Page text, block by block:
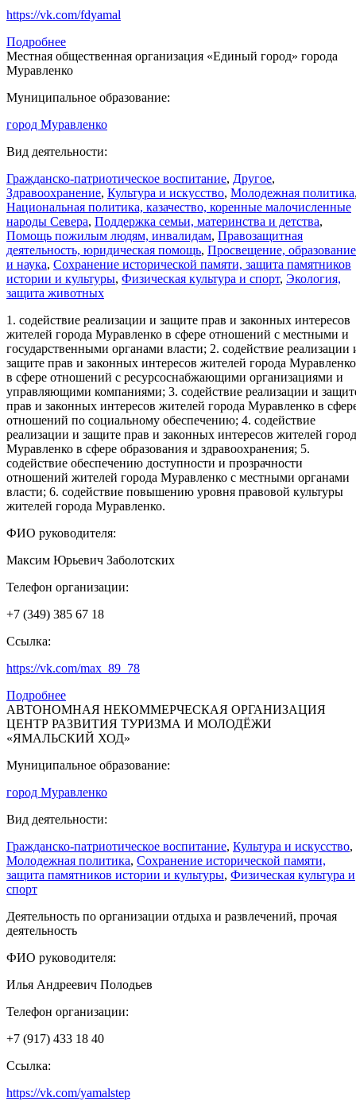
https://vk.com/fdyamal
Подробнее
Местная общественная организация «Единый город» города
Муравленко
Муниципальное образование:
город Муравленко
Вид деятельности:
Гражданско-патриотическое воспитание, Другое,
Здравоохранение, Культура и искусство, Молодежная политика
Национальная политика, казачество, коренные малочисленные
народы Севера, Поддержка семьи, материнства и детства,
Помощь пожилым людям, инвалидам, Правозащитная
деятельность, юридическая помощь, Просвещение, образование
и наука, Сохранение исторической памяти, защита памятников
истории и культуры, Физическая культура и спорт, Экология,
защита животных
1. содействие реализации и защите прав и законных интересов
жителей города Муравленко в сфере отношений с местными и
государственными органами власти; 2. содействие реализации
защите прав и законных интересов жителей города Муравленко
в сфере отношений с ресурсоснабжающими организациями и
управляющими компаниями; 3. содействие реализации и
прав и законных интересов жителей города Муравленко в
отношений по социальному обеспечению; 4. содействие
реализации и защите прав и законных интересов жителей
Муравленко в сфере образования и здравоохранения; 5.
содействие обеспечению доступности и прозрачности
отношений жителей города Муравленко с местными органами
власти; 6. содействие повышению уровня правовой культуры
жителей города Муравленко.
ФИО руководителя:
Максим Юрьевич Заболотских
Телефон организации:
+7 (349) 385 67 18
Ссылка:
https://vk.com/max_89_78
Подробнее
АВТОНОМНАЯ НЕКОММЕРЧЕСКАЯ ОРГАНИЗАЦИЯ
ЦЕНТР РАЗВИТИЯ ТУРИЗМА И МОЛОДЁЖИ
«ЯМАЛЬСКИЙ ХОД»
Муниципальное образование:
город Муравленко
Вид деятельности:
Гражданско-патриотическое воспитание, Культура и искусство,
Молодежная политика, Сохранение исторической памяти,
защита памятников истории и культуры, Физическая культура и
спорт
Деятельность по организации отдыха и развлечений, прочая
деятельность
ФИО руководителя:
Илья Андреевич Полодьев
Телефон организации:
+7 (917) 433 18 40
Ссылка:
https://vk.com/yamalstep